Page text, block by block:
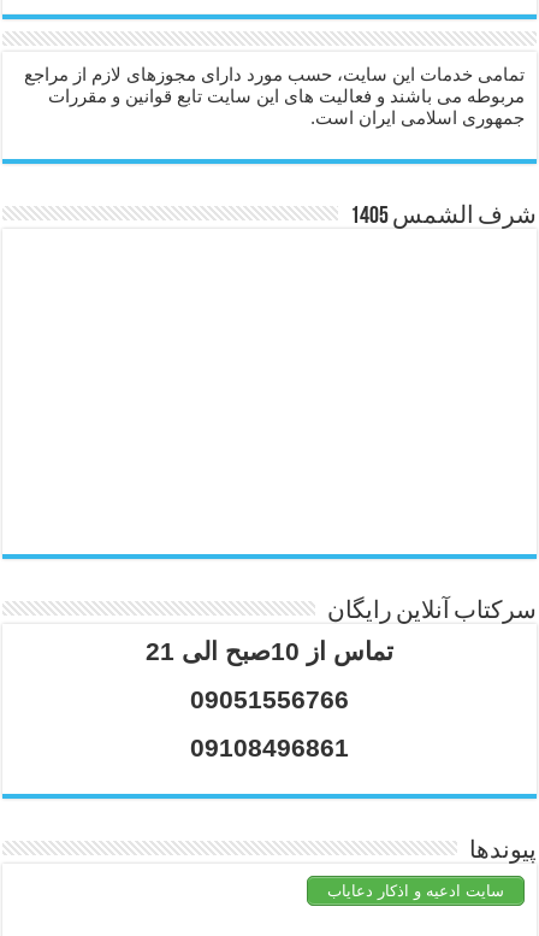
تمامی خدمات این سایت، حسب مورد دارای مجوزهای لازم از مراجع
مربوطه می باشند و فعالیت های این سایت تابع قوانین و مقررات
جمهوری اسلامی ایران است.
شرف الشمس 1405
سرکتاب آنلاین رایگان
تماس از 10صبح الی 21
09051556766
09108496861
پیوندها
سایت ادعیه و اذکار دعایاب